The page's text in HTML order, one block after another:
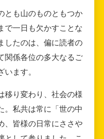
とも山のものともつか
で一日も欠かすことな
したのは、偏に読者の
関係各位の多大なるご
ます。
移り変わり、社会の様
。私共は常に「世の中
、皆様の日常にささや